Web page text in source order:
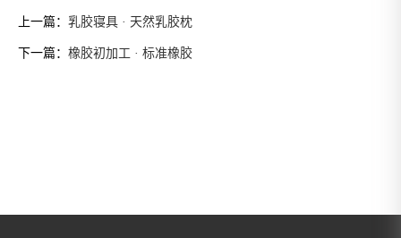
上一篇： 乳胶寝具 · 天然乳胶枕
下一篇： 橡胶初加工 · 标准橡胶